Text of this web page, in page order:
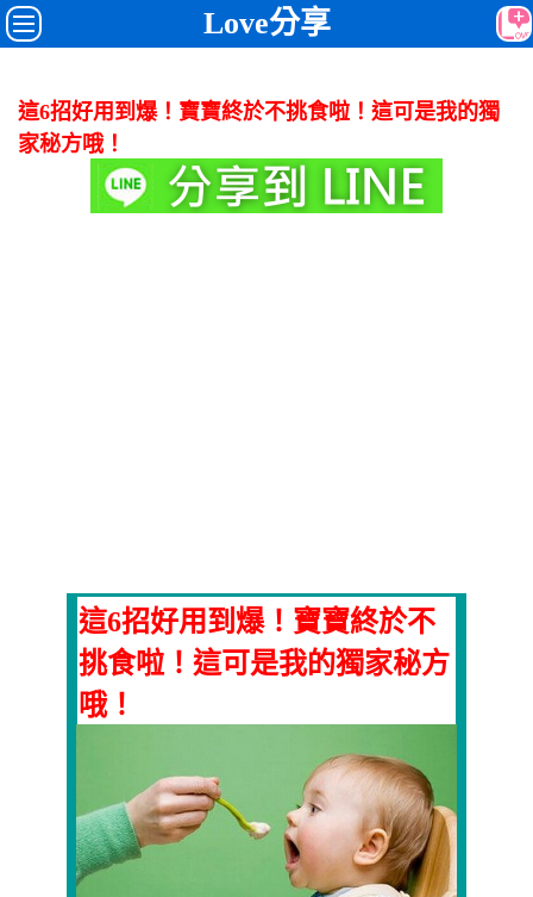
Love分享
這6招好用到爆！寶寶終於不挑食啦！這可是我的獨
家秘方哦！
這6招好用到爆！寶寶終於不
挑食啦！這可是我的獨家秘方
哦！